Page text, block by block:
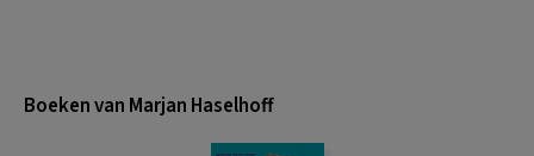
Boeken van Marjan Haselhoff